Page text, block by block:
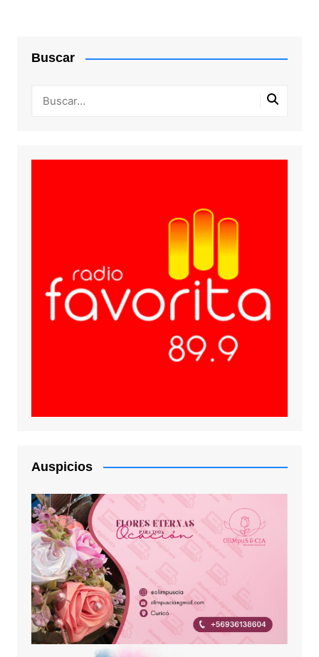
Buscar
Auspicios